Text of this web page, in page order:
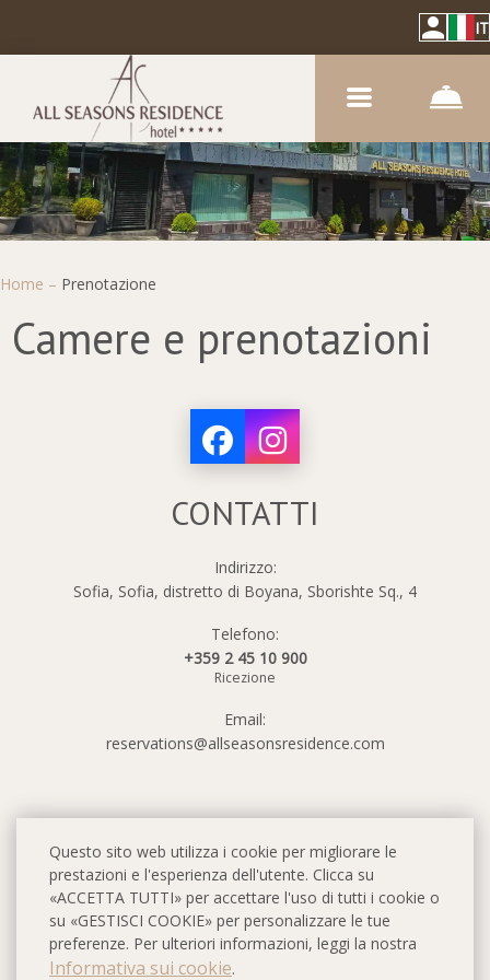
Questo sito web utilizza i cookie per migliorare le
prestazioni e l'esperienza dell'utente. Clicca su
«ACCETTA TUTTI» per accettare l'uso di tutti i cookie o
su «GESTISCI COOKIE» per personalizzare le tue
preferenze. Per ulteriori informazioni, leggi la nostra
Informativa sui cookie.
IT
Home – Prenotazione
Camere e prenotazioni
CONTATTI
Indirizzo:
Sofia, Sofia, distretto di Boyana, Sborishte Sq., 4
Telefono:
+359 2 45 10 900
Ricezione
Email:
reservations@allseasonsresidence.com